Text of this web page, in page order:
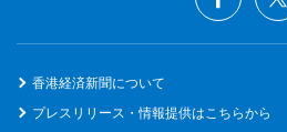
香港経済新聞について
プレスリリース・情報提供はこちらから